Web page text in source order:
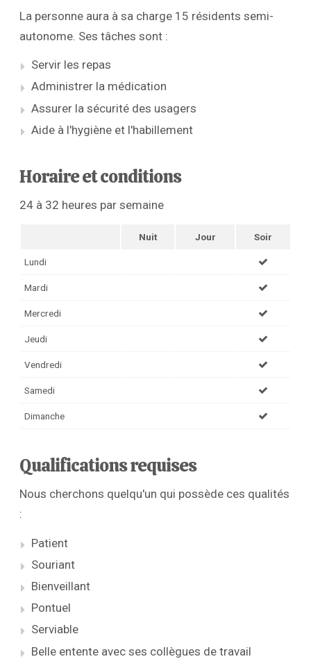
La personne aura à sa charge 15 résidents semi-
autonome. Ses tâches sont :
Servir les repas
Administrer la médication
Assurer la sécurité des usagers
Aide à l'hygiène et l'habillement
Horaire et conditions
24 à 32 heures par semaine
Nuit Jour Soir
Lundi
Mardi
Mercredi
Jeudi
Vendredi
Samedi
Dimanche
Qualifications requises
Nous cherchons quelqu'un qui possède ces qualités
:
Patient
Souriant
Bienveillant
Pontuel
Serviable
Belle entente avec ses collègues de travail